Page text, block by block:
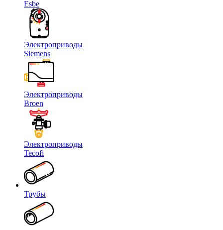
Esbe
Электроприводы
Siemens
Электроприводы
Broen
Электроприводы
Tecofi
Трубы